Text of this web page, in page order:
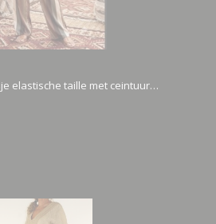
elastische taille met ceintuur…